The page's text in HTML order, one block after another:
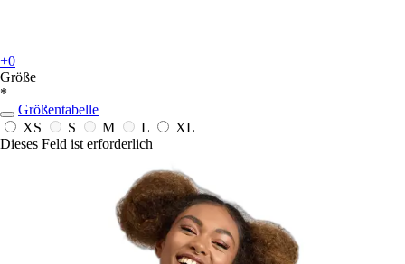
+0
Größe
*
Größentabelle
XS
S M L
XL
Dieses Feld ist erforderlich